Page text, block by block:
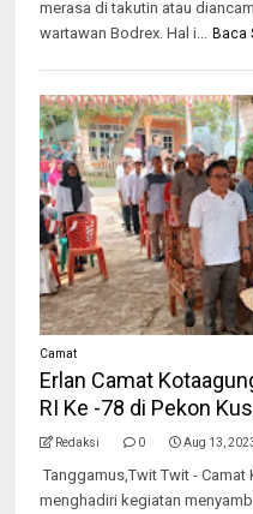
merasa di takutin atau
wartawan Bodrex. Hal i...
Baca
Camat
Erlan Camat
RI Ke -78 di Pekon
Redaksi 0 Aug 13,
Tanggamus,Twit Twit - Camat
menghadiri kegiatan